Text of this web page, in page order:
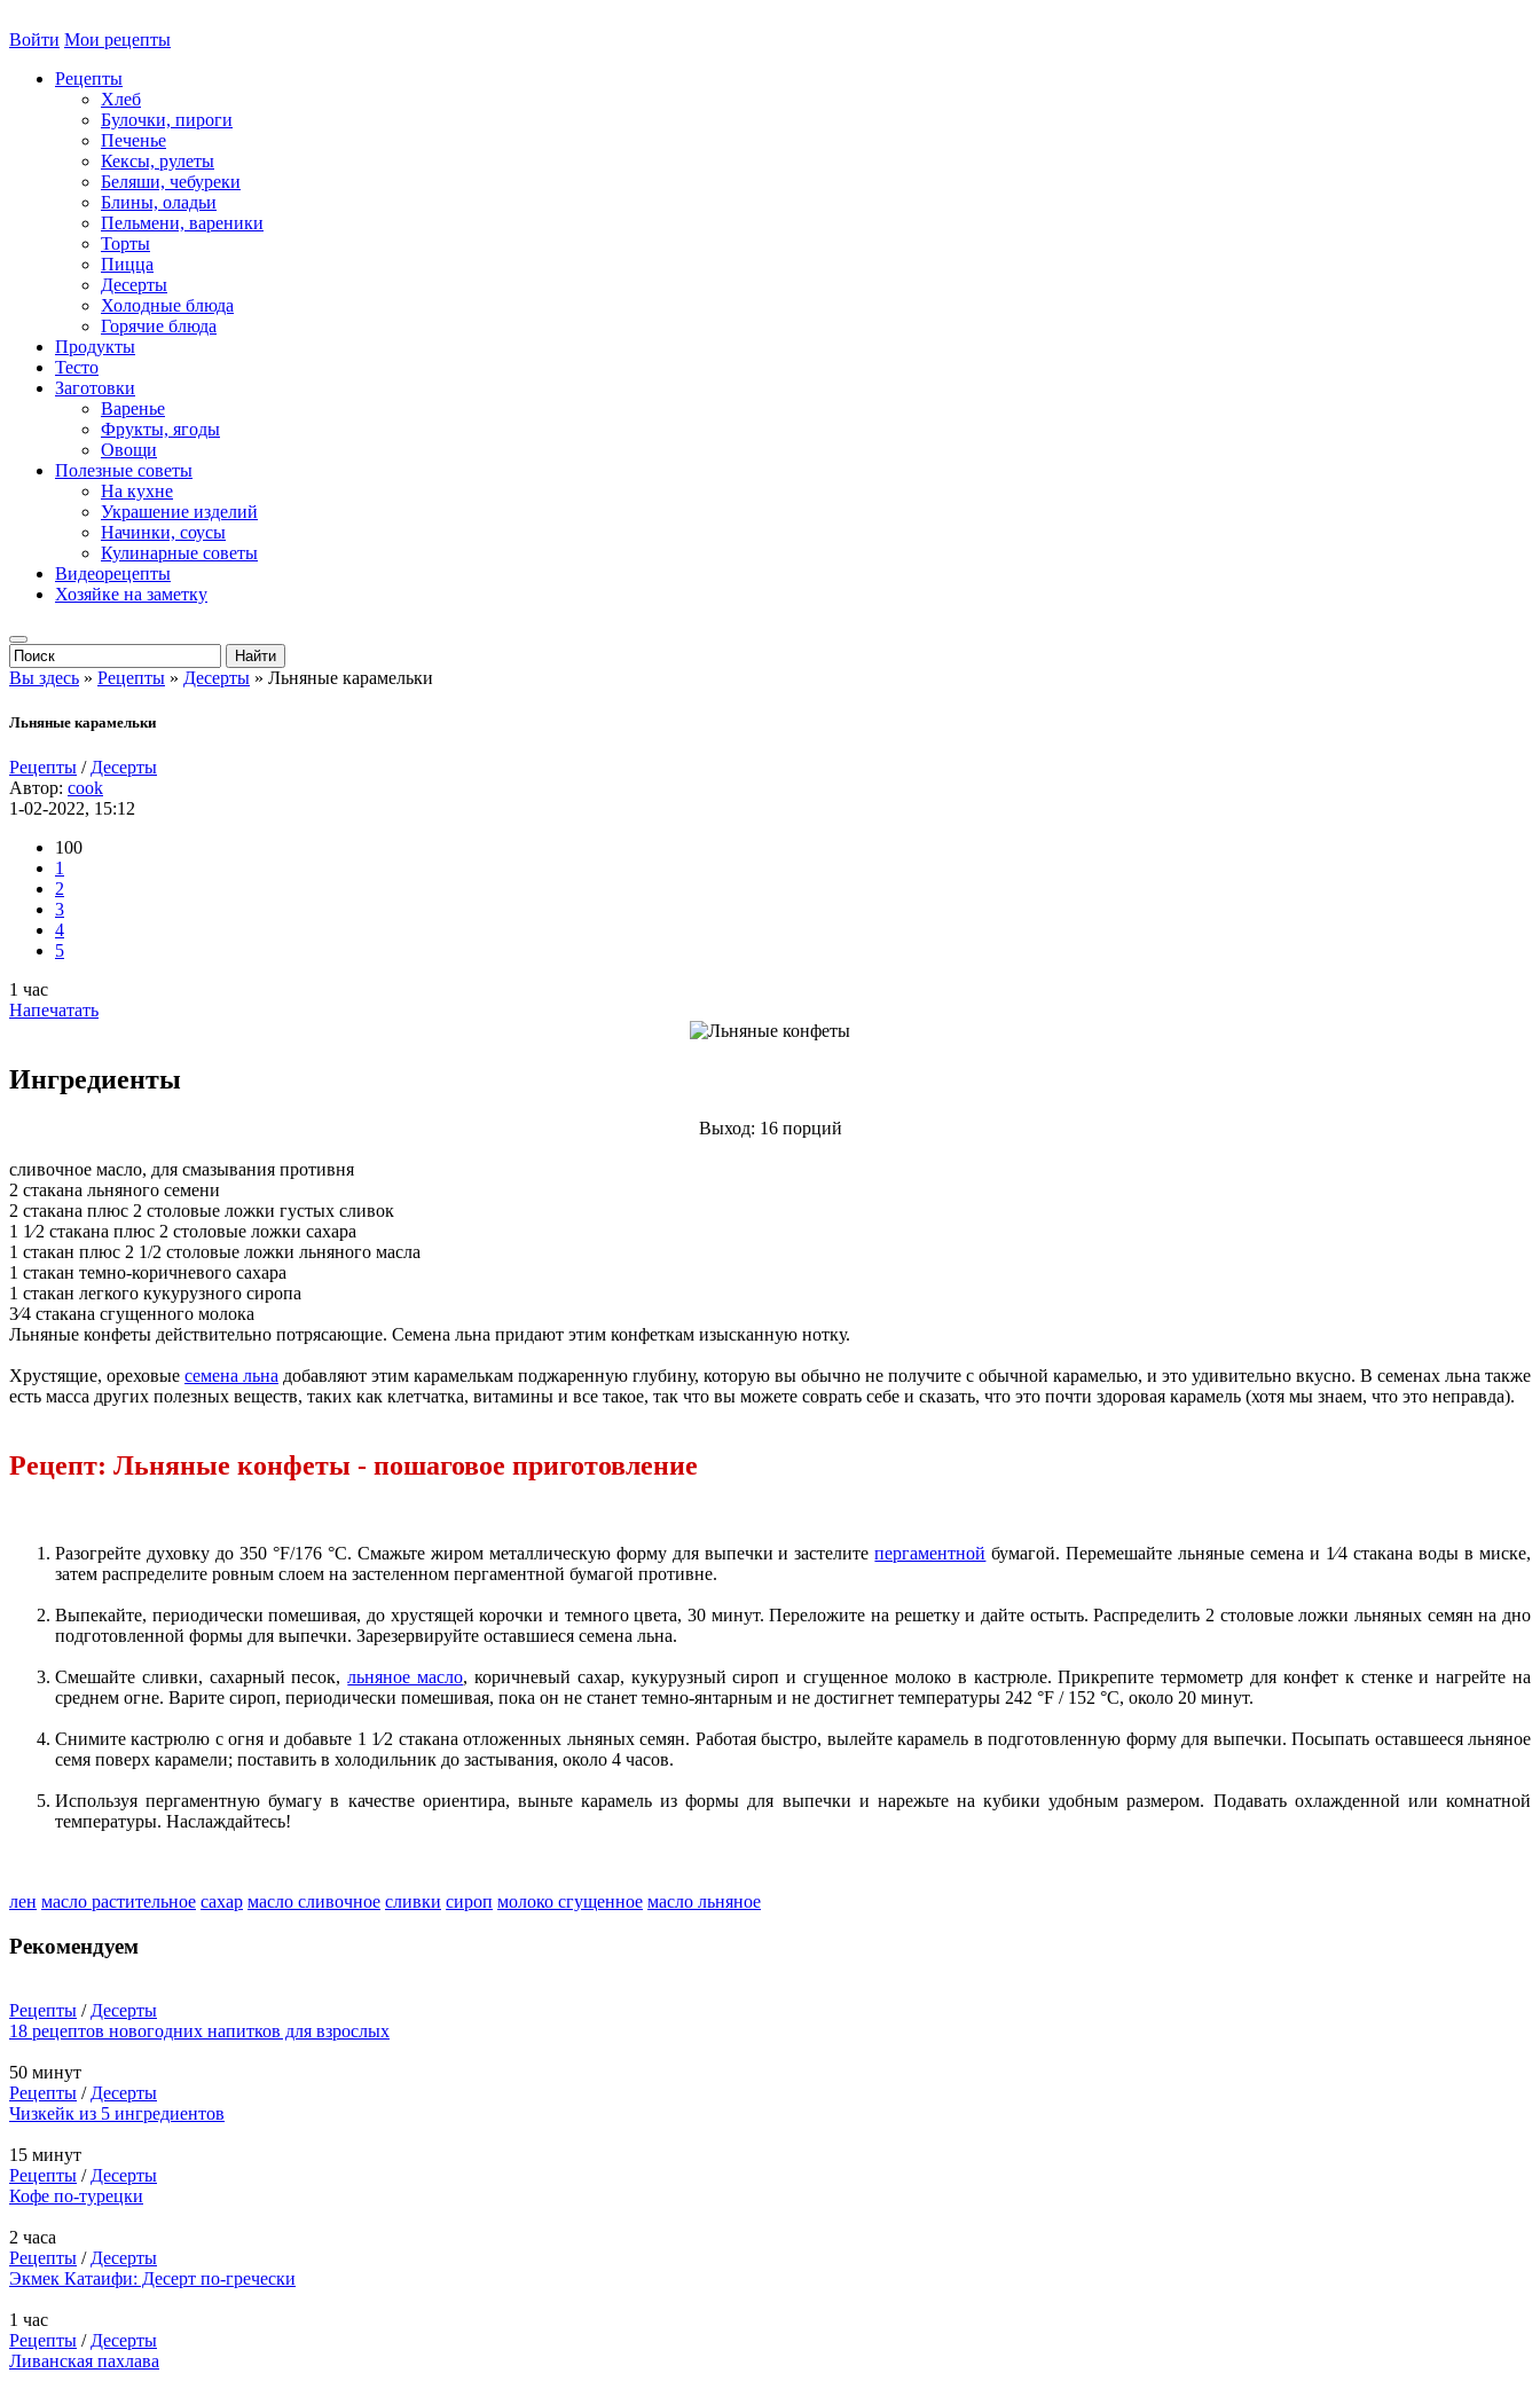
Войти Мои рецепты
Рецепты
Хлеб
Булочки, пироги
Печенье
Кексы, рулеты
Беляши, чебуреки
Блины, оладьи
Пельмени, вареники
Торты
Пицца
Десерты
Холодные блюда
Горячие блюда
Продукты
Тесто
Заготовки
Варенье
Фрукты, ягоды
Овощи
Полезные советы
На кухне
Украшение изделий
Начинки, соусы
Кулинарные советы
Видеорецепты
Хозяйке на заметку
Вы здесь » Рецепты » Десерты » Льняные карамельки
Льняные карамельки
Рецепты / Десерты
Автор: cook
1-02-2022, 15:12
100
1
2
3
4
5
1 час
Напечатать
Ингредиенты
Выход: 16 порций
сливочное масло, для смазывания противня
2 стакана льняного семени
2 стакана плюс 2 столовые ложки густых сливок
1 1⁄2 стакана плюс 2 столовые ложки сахара
1 стакан плюс 2 1/2 столовые ложки льняного масла
1 стакан темно-коричневого сахара
1 стакан легкого кукурузного сиропа
3⁄4 стакана сгущенного молока
Льняные конфеты действительно потрясающие. Семена льна придают этим конфеткам изысканную нотку.
Хрустящие, ореховые семена льна добавляют этим карамелькам поджаренную глубину, которую вы обычно не получите с обычной карамелью, и это удивительно вкусно. В семенах льна также
есть масса других полезных веществ, таких как клетчатка, витамины и все такое, так что вы можете соврать себе и сказать, что это почти здоровая карамель (хотя мы знаем, что это неправда).
Рецепт: Льняные конфеты - пошаговое приготовление
Разогрейте духовку до 350 °F/176 °C. Смажьте жиром металлическую форму для выпечки и застелитепергаментной бумагой. Перемешайте льняные семена и 1⁄4 стакана воды в миске,
затем распределите ровным слоем на застеленном пергаментной бумагой противне.
Выпекайте, периодически помешивая, до хрустящей корочки и темного цвета, 30 минут. Переложите на решетку и дайте остыть. Распределить 2 столовые ложки льняных семян на дно
подготовленной формы для выпечки. Зарезервируйте оставшиеся семена льна.
Смешайте сливки, сахарный песок,льняное масло, коричневый сахар, кукурузный сироп и сгущенное молоко в кастрюле. Прикрепите термометр для конфет к стенке и нагрейте на
среднем огне. Варите сироп, периодически помешивая, пока он не станет темно-янтарным и не достигнет температуры 242 °F / 152 °C, около 20 минут.
Снимите кастрюлю с огня и добавьте 1 1⁄2 стакана отложенных льняных семян. Работая быстро, вылейте карамель в подготовленную форму для выпечки. Посыпать оставшееся льняное
семя поверх карамели; поставить в холодильник до застывания, около 4 часов.
Используя пергаментную бумагу в качестве ориентира, выньте карамель из формы для выпечки и нарежьте на кубики удобным размером. Подавать охлажденной или комнатной
температуры. Наслаждайтесь!
лен масло растительное сахар масло сливочное сливки сироп молоко сгущенное масло льняное
Рекомендуем
Рецепты /Десерты
18 рецептов новогодних напитков для взрослых
50 минут
Рецепты /Десерты
Чизкейк из 5 ингредиентов
15 минут
Рецепты /Десерты
Кофе по-турецки
2 часа
Рецепты /Десерты
Экмек Катаифи: Десерт по-гречески
1 час
Рецепты /Десерты
Ливанская пахлава